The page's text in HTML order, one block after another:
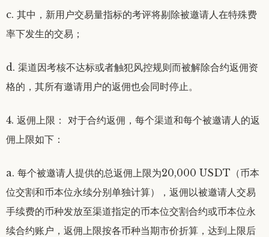
c. 其中，新用户交易量指标的考评将剔除被邀请人在特殊费
率下发生的交易；
d. 渠道因考核不达标或者触犯风控规则而被解除合约返佣资
格的，其所有邀请用户的返佣也会同时停止。
4. 返佣上限： 对于合约返佣，每个渠道和每个被邀请人的返
佣上限如下：
a. 每个被邀请人提供的总返佣上限为20,000 USDT（币本
位交割和币本位永续分别单独计算），返佣以被邀请人交易
手续费的币种发放至渠道指定的币本位交割合约或币本位永
续合约账户，返佣上限按各币种当期市价折算，达到上限后